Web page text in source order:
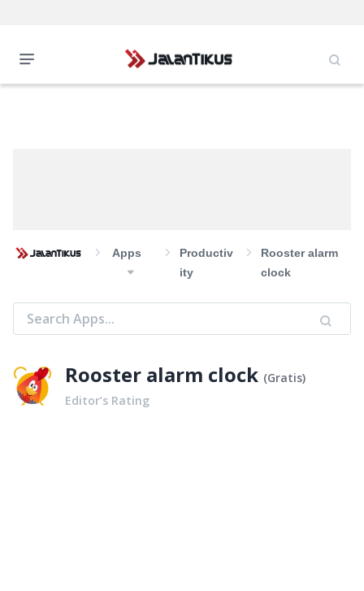
Apps
Productiv
Ity
Rooster alarm
clock
Rooster alarm clock (Gratis)
Editor’s Rating